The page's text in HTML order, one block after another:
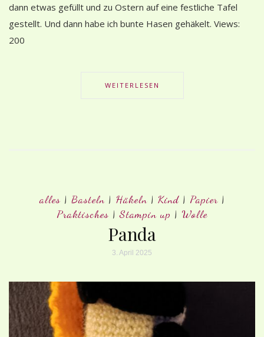
dann etwas gefüllt und zu Ostern auf eine festliche Tafel
gestellt. Und dann habe ich bunte Hasen gehäkelt. Views:
200
WEITERLESEN
alles| Basteln| Häkeln| Kind| Papier|
Praktisches |Stampin up | Wolle
Panda
3. April 2025